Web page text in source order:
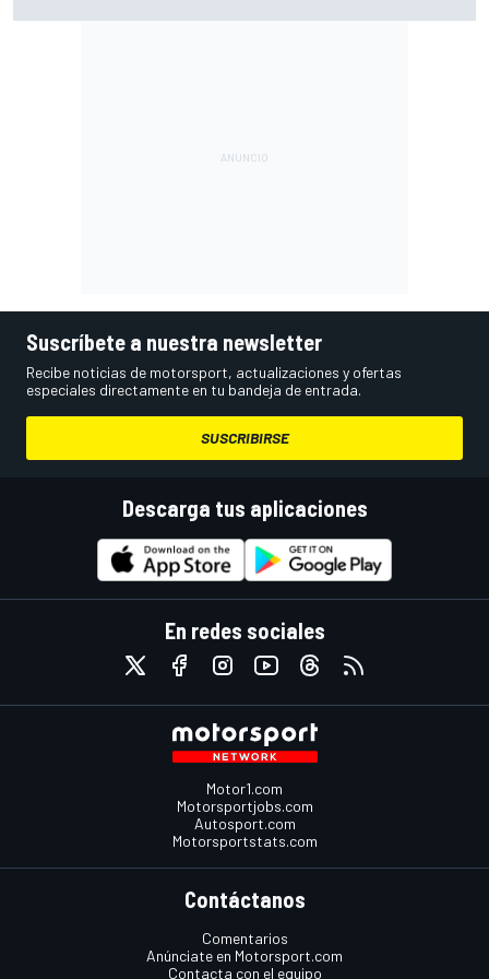
Suscríbete a nuestra newsletter
Recibe noticias de motorsport, actualizaciones y ofertas
especiales directamente en tu bandeja de entrada.
SUSCRIBIRSE
Descarga tus aplicaciones
En redes sociales
Motor1.com
Motorsportjobs.com
Autosport.com
Motorsportstats.com
Contáctanos
Comentarios
Anúnciate en Motorsport.com
Contacta con el equipo